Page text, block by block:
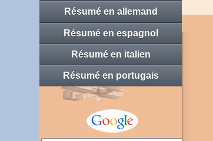
Résumé en allemand
Résumé en espagnol
Résumé en italien
Résumé en portugais